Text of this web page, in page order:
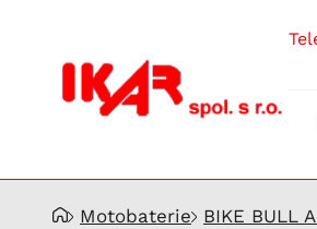
Prodej
akumulátorů
Motobaterie BIKE BULL